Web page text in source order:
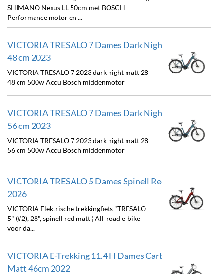
SHIMANO Nexus LL 50cm met BOSCH
Performance motor en ...
VICTORIA TRESALO 7 Dames Dark Night Matt 48cm
48 cm 2023
VICTORIA TRESALO 7 2023 dark night matt 28
48 cm 500w Accu Bosch middenmotor
VICTORIA TRESALO 7 Dames Dark Night Matt 56cm
56 cm 2023
VICTORIA TRESALO 7 2023 dark night matt 28
56 cm 500w Accu Bosch middenmotor
VICTORIA TRESALO 5 Dames Spinell Red Matt 48cm
2026
VICTORIA Elektrische trekkingfiets "TRESALO
5" (#2), 28", spinell red matt ¦ All-road e-bike
voor da...
VICTORIA E-Trekking 11.4 H Dames Carbonite Grey
Matt 46cm 2022